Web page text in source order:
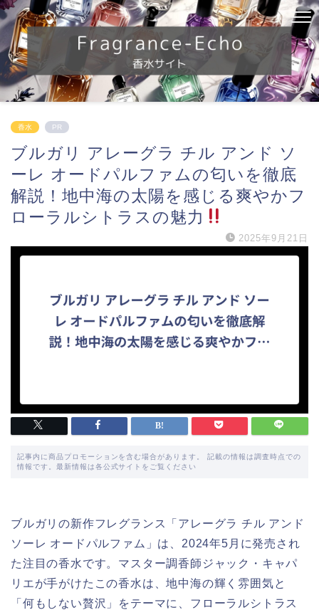
香水 PR
ブルガリ アレーグラ チル アンド ソ
ーレ オードパルファムの匂いを徹底
解説！地中海の太陽を感じる爽やかフ
ローラルシトラスの魅力
2025年9月21日
記事内に商品プロモーションを含む場合があります。 記載の情報は調査時点での
情報です。最新情報は各公式サイトをご覧ください
ブルガリの新作フレグランス「アレーグラ チル アンド
ソーレ オードパルファム」は、2024年5月に発売され
た注目の香水です。マスター調香師ジャック・キャパ
リエが手がけたこの香水は、地中海の輝く雰囲気と
「何もしない贅沢」をテーマに、フローラルシトラス